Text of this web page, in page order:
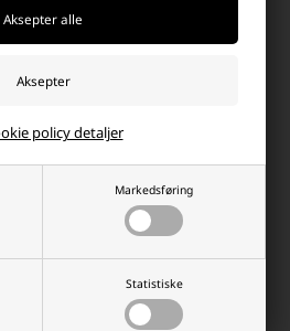
Markedsføring
Statistiske
policy detaljer
-
Nitecore TIKI UV Oppladbar
Nøkkelringlykt med UV Lys 70